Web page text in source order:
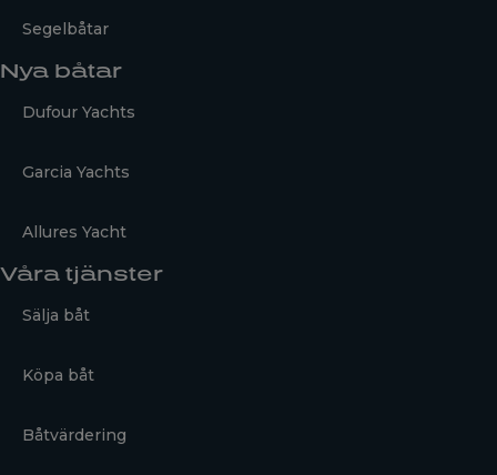
Segelbåtar
Nya båtar
Dufour Yachts
Garcia Yachts
Allures Yacht
Våra tjänster
Sälja båt
Köpa båt
Båtvärdering